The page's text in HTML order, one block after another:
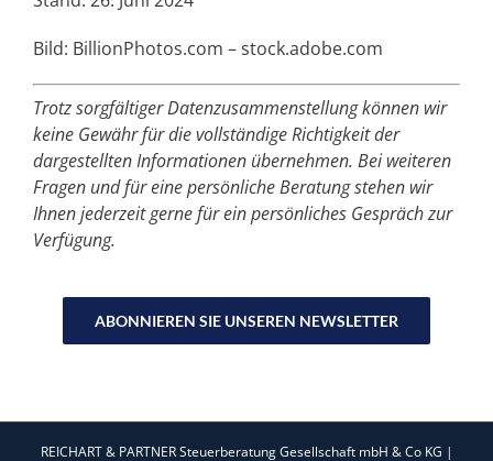
Bild: BillionPhotos.com – stock.adobe.com
Trotz sorgfältiger Datenzusammenstellung können wir
keine Gewähr für die vollständige Richtigkeit der
dargestellten Informationen übernehmen. Bei weiteren
Fragen und für eine persönliche Beratung stehen wir
Ihnen jederzeit gerne für ein persönliches Gespräch zur
Verfügung.
ABONNIEREN SIE UNSEREN NEWSLETTER
REICHART & PARTNER Steuerberatung Gesellschaft mbH & Co KG |